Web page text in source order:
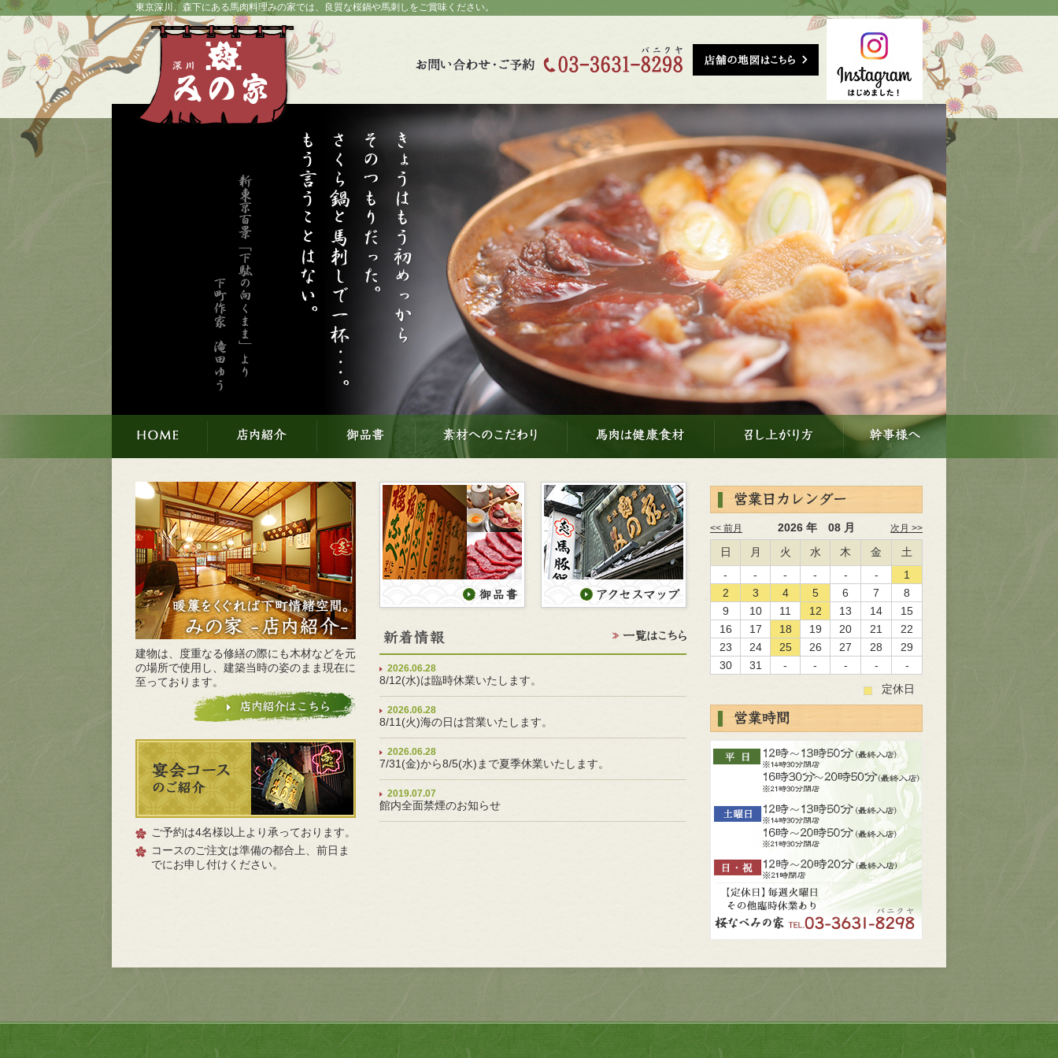
東京深川、森下にある馬肉料理みの家では、良質な桜鍋や馬刺しをご賞味ください。
建物は、度重なる修繕の際にも木材などを元
の場所で使用し、建築当時の姿のまま現在に
至っております。
ご予約は4名様以上より承っております。
コースのご注文は準備の都合上、前日ま
でにお申し付けください。
2026.06.28
8/12(水)は臨時休業いたします。
2026.06.28
8/11(火)海の日は営業いたします。
2026.06.28
7/31(金)から8/5(水)まで夏季休業いたします。
2019.07.07
館内全面禁煙のお知らせ
<< 前月 2026 年 08 月 次月 >>
日 月 火 水 木 金
土
-
- - - - -
1
2
3 4 5 6 7
8
9
10 11 12 13 14
15
16
17 18 19 20 21
22
23
24 25 26 27 28
29
30
31 - - - -
-
定休日